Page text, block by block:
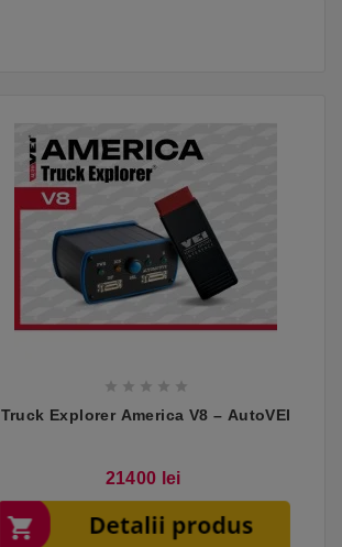
    
Truck Explorer America V8 – AutoVEI
21400 lei